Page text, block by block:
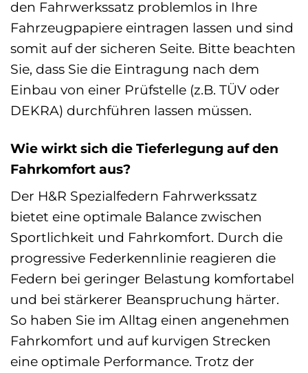
den Fahrwerkssatz problemlos in Ihre
Fahrzeugpapiere eintragen lassen und sind
somit auf der sicheren Seite. Bitte beachten
Sie, dass Sie die Eintragung nach dem
Einbau von einer Prüfstelle (z.B. TÜV oder
DEKRA) durchführen lassen müssen.
Wie wirkt sich die Tieferlegung auf den
Fahrkomfort aus?
Der H&R Spezialfedern Fahrwerkssatz
bietet eine optimale Balance zwischen
Sportlichkeit und Fahrkomfort. Durch die
progressive Federkennlinie reagieren die
Federn bei geringer Belastung komfortabel
und bei stärkerer Beanspruchung härter.
So haben Sie im Alltag einen angenehmen
Fahrkomfort und auf kurvigen Strecken
eine optimale Performance. Trotz der